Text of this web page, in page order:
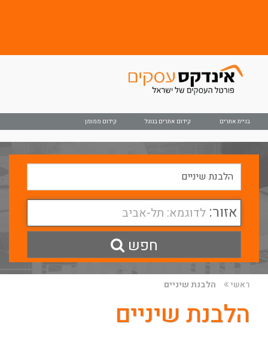
בניית אתרים קידום אתרים בגוגל קידום ממומן
אזור: לדוגמא: תל-אביב
חפש
ראשי הלבנת שיניים
הלבנת שיניים